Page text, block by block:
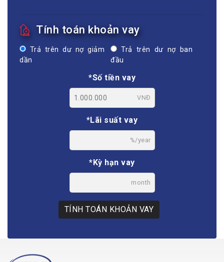
Tính toán khoản vay
Trả trên dư nợ giảm
dần
Trả trên dư nợ ban
đầu
*Số tiền vay
VNĐ
*Lãi suất vay
%/year
*Kỳ hạn vay
month
TÍNH TOÁN KHOẢN VAY